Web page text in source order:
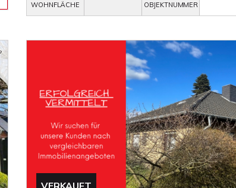
WOHNFLÄCHE
OBJEKTNUMMER
VERKAUFT